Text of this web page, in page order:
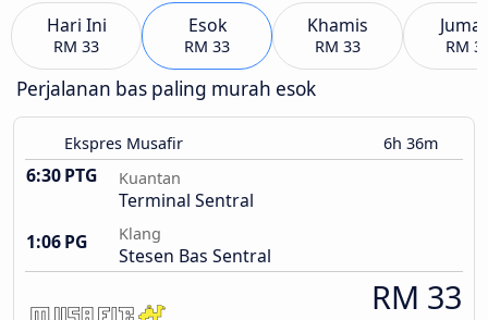
Hari Ini
RM 33
Esok
RM 33
Khamis
RM 33 RM
Perjalanan bas paling murah esok
Ekspres Musafir 6h 36m
6:30 PTG Kuantan
Terminal Sentral
1:06 PG
Klang
Stesen Bas Sentral
RM 33